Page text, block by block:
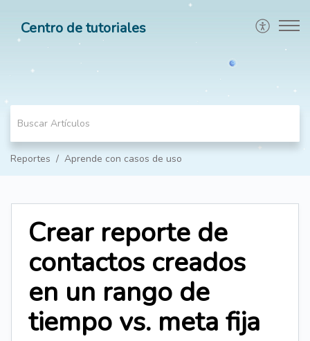
Centro de tutoriales
Reportes Aprende con casos de uso
Crear reporte de
contactos creados
en un rango de
tiempo vs. meta fija